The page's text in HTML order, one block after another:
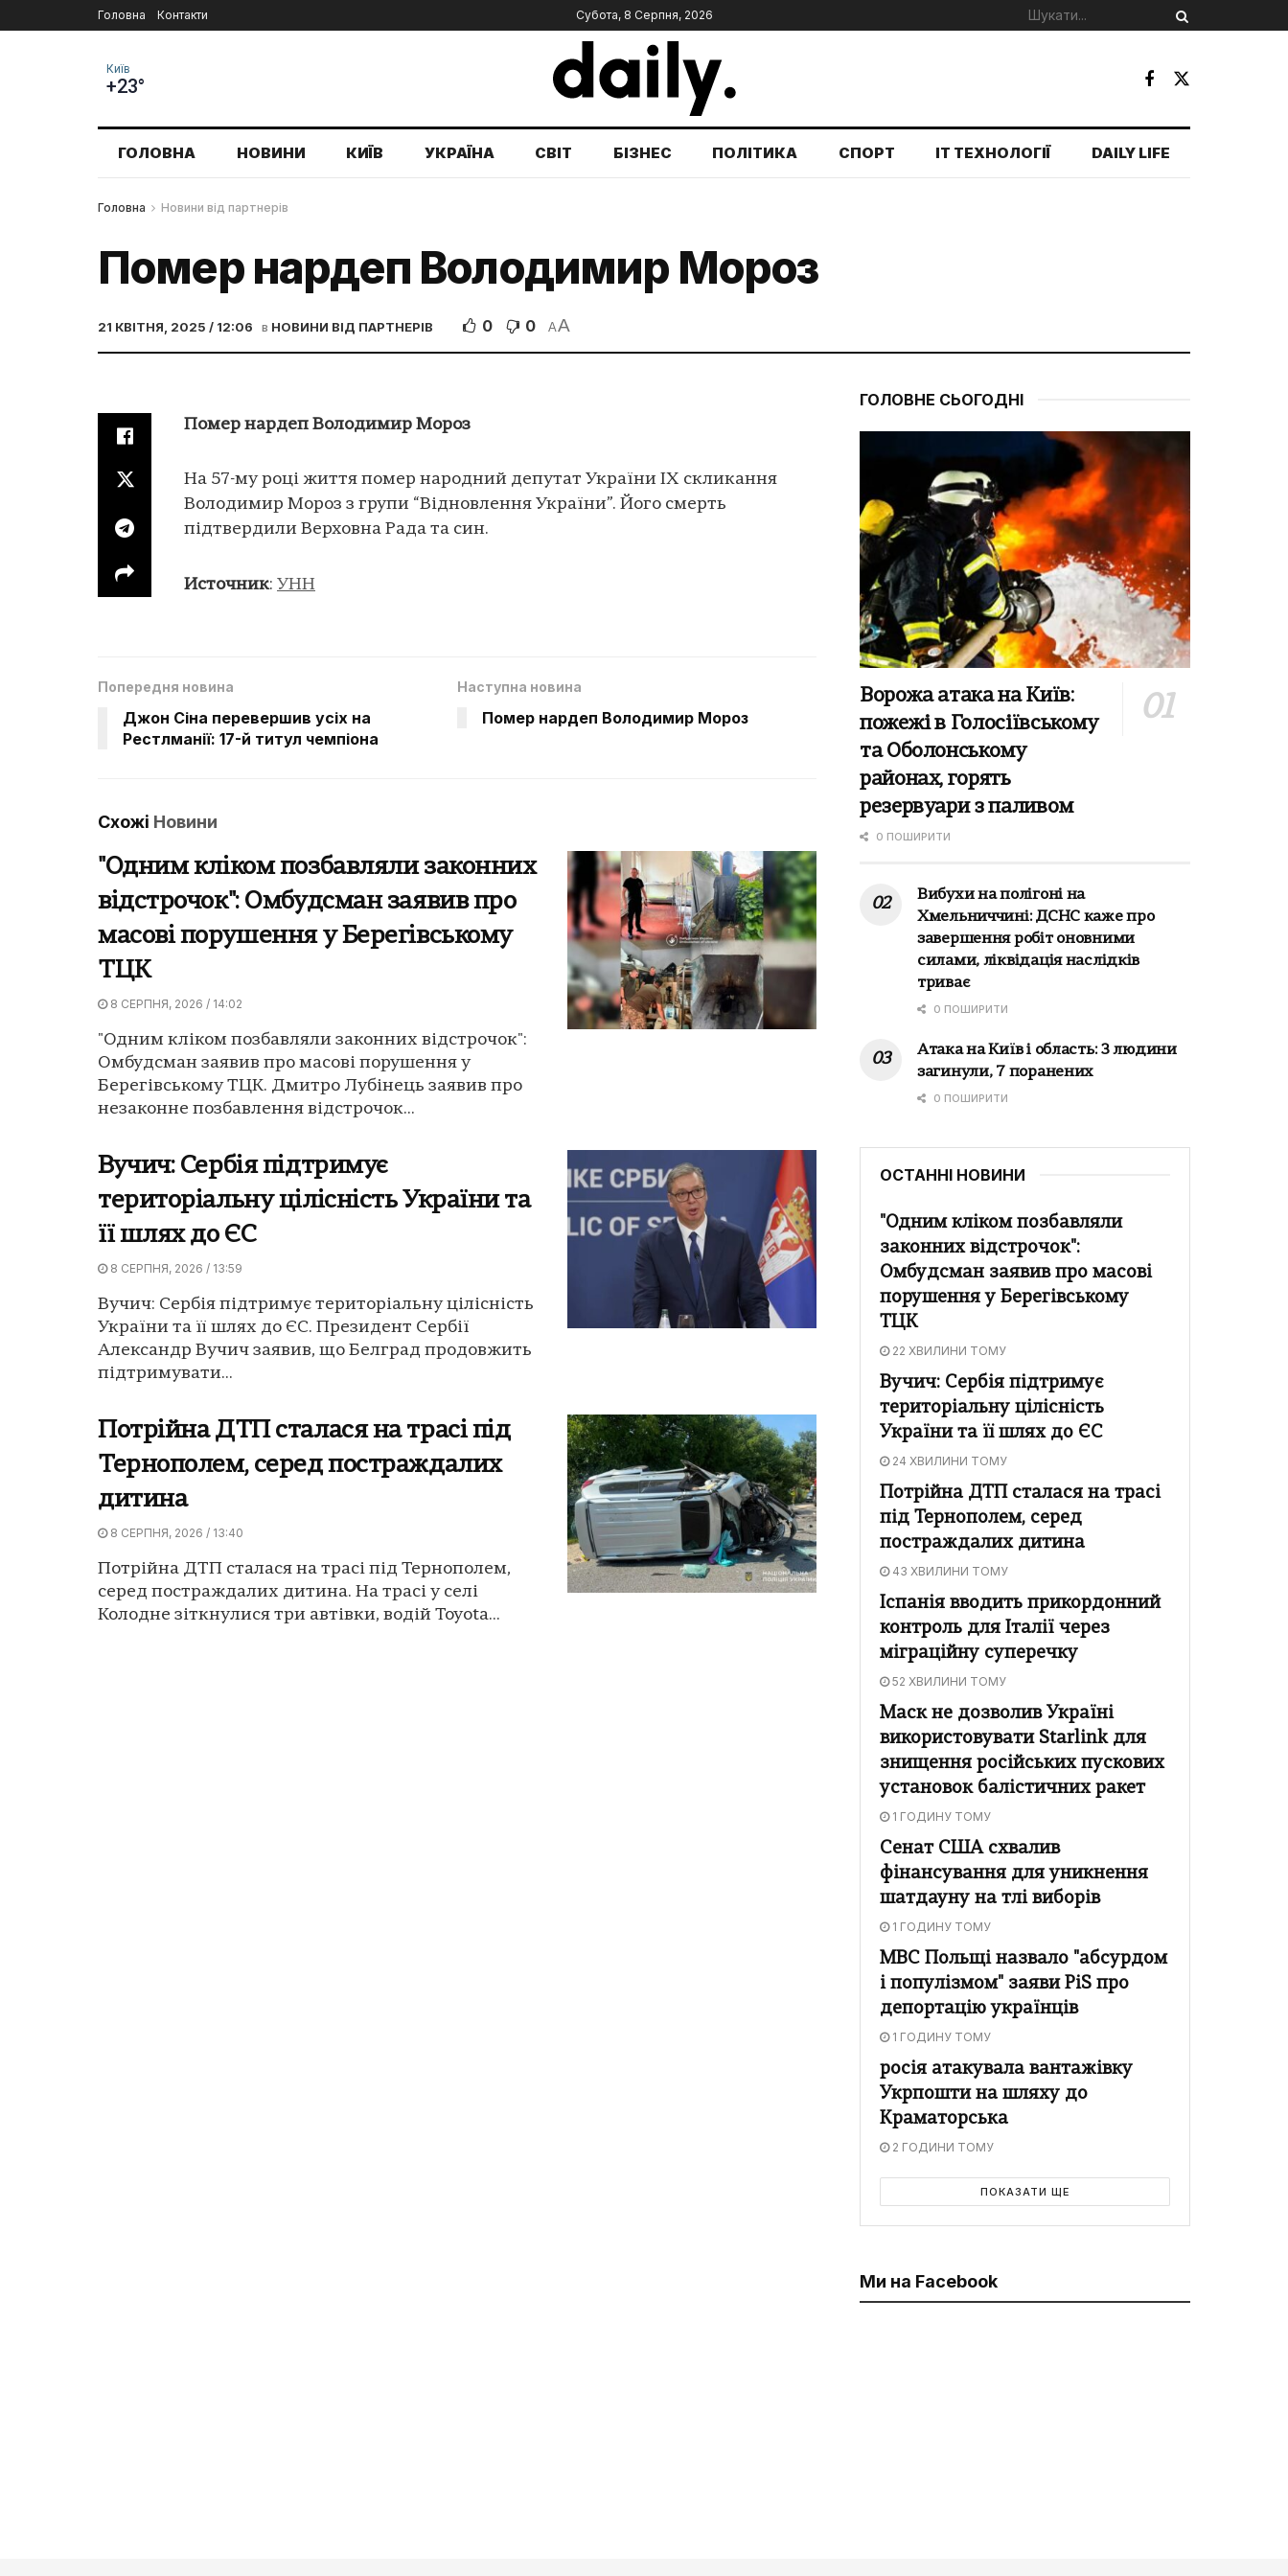
Головна Контакти Субота, 8 Серпня, 2026
Київ
+23°
ГОЛОВНА НОВИНИ КИЇВ УКРАЇНА СВІТ БІЗНЕС ПОЛІТИКА СПОРТ IT ТЕХНОЛОГІЇ DAILY LIFE
Головна Новини від партнерів
Помер нардеп Володимир Мороз
21 КВІТНЯ, 2025 / 12:06 в НОВИНИ ВІД ПАРТНЕРІВ 0 0 AA
Помер нардеп Володимир Мороз
На 57-му році життя помер народний депутат України IX скликання
Володимир Мороз з групи “Відновлення України”. Його смерть
підтвердили Верховна Рада та син.
Источник: УНН
Попередня новина
Джон Сіна перевершив усіх на
Рестлманії: 17-й титул чемпіона
Наступна новина
Помер нардеп Володимир Мороз
Схожі Новини
"Одним кліком позбавляли законних
відстрочок": Омбудсман заявив про
масові порушення у Берегівському
ТЦК
8 СЕРПНЯ, 2026 / 14:02
"Одним кліком позбавляли законних відстрочок":
Омбудсман заявив про масові порушення у
Берегівському ТЦК. Дмитро Лубінець заявив про
незаконне позбавлення відстрочок...
Вучич: Сербія підтримує
територіальну цілісність України та
її шлях до ЄС
8 СЕРПНЯ, 2026 / 13:59
Вучич: Сербія підтримує територіальну цілісність
України та її шлях до ЄС. Президент Сербії
Александр Вучич заявив, що Белград продовжить
підтримувати...
Потрійна ДТП сталася на трасі під
Тернополем, серед постраждалих
дитина
8 СЕРПНЯ, 2026 / 13:40
Потрійна ДТП сталася на трасі під Тернополем,
серед постраждалих дитина. На трасі у селі
Колодне зіткнулися три автівки, водій Toyota...
ГОЛОВНЕ СЬОГОДНІ
Ворожа атака на Київ:
пожежі в Голосіївському
та Оболонському
районах, горять
резервуари з паливом
0 ПОШИРИТИ
Вибухи на полігоні на
Хмельниччині: ДСНС каже про
завершення робіт оновними
силами, ліквідація наслідків
триває
0 ПОШИРИТИ
Атака на Київ і область: 3 людини
загинули, 7 поранених
0 ПОШИРИТИ
ОСТАННІ НОВИНИ
"Одним кліком позбавляли
законних відстрочок":
Омбудсман заявив про масові
порушення у Берегівському
ТЦК
22 ХВИЛИНИ ТОМУ
Вучич: Сербія підтримує
територіальну цілісність
України та її шлях до ЄС
24 ХВИЛИНИ ТОМУ
Потрійна ДТП сталася на трасі
під Тернополем, серед
постраждалих дитина
43 ХВИЛИНИ ТОМУ
Іспанія вводить прикордонний
контроль для Італії через
міграційну суперечку
52 ХВИЛИНИ ТОМУ
Маск не дозволив Україні
використовувати Starlink для
знищення російських пускових
установок балістичних ракет
1 ГОДИНУ ТОМУ
Сенат США схвалив
фінансування для уникнення
шатдауну на тлі виборів
1 ГОДИНУ ТОМУ
МВС Польщі назвало "абсурдом
і популізмом" заяви PiS про
депортацію українців
1 ГОДИНУ ТОМУ
росія атакувала вантажівку
Укрпошти на шляху до
Краматорська
2 ГОДИНИ ТОМУ
ПОКАЗАТИ ЩЕ
Ми на Facebook